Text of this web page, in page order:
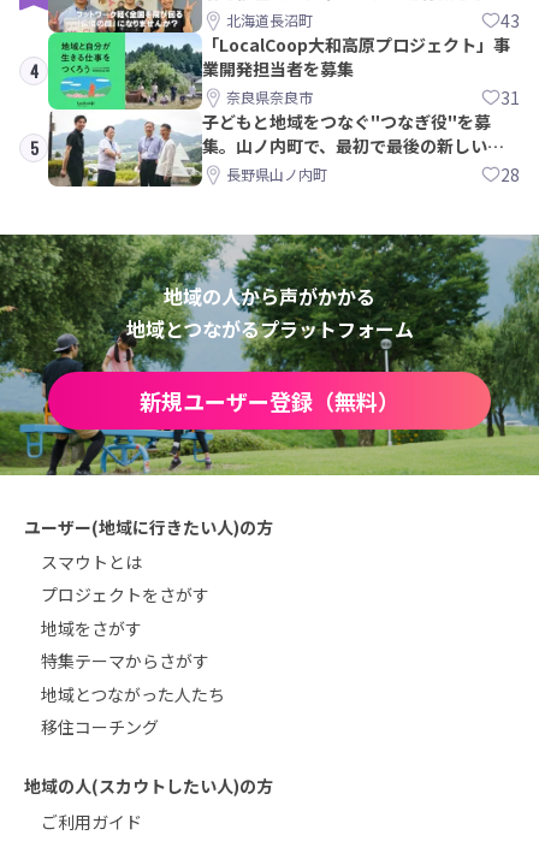
す！北海道長沼町 43
4
「LocalCoop大和高原プロジェクト」事
業開発担当者を募集
奈良県奈良市 31
5
子どもと地域をつなぐ"つなぎ役"を募
集。山ノ内町で、最初で最後の新しい学
校づくりを一緒に
長野県山ノ内町 28
地域の人から声がかかる
地域とつながるプラットフォーム
新規ユーザー登録（無料）
ユーザー(地域に行きたい人)の方
スマウトとは
プロジェクトをさがす
地域をさがす
特集テーマからさがす
地域とつながった人たち
移住コーチング
地域の人(スカウトしたい人)の方
ご利用ガイド